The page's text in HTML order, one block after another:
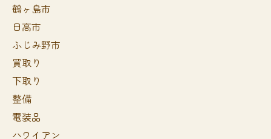
鶴ヶ島市
日高市
ふじみ野市
買取り
下取り
整備
電装品
ハワイアン